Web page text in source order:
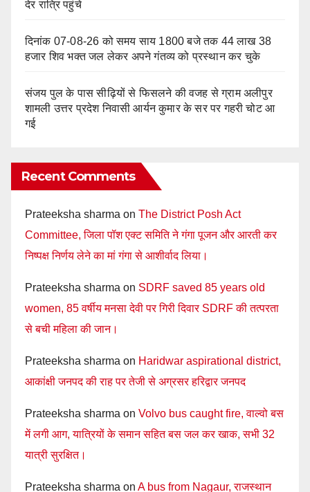
देर रात्रि पहुंचे
दिनांक 07-08-26 को समय साय 1800 बजे तक 44 लाख 38
हजार शिव भक्त जल लेकर अपने गंतव्य को प्रस्थान कर चुके
संजय पुल के पास सीढ़ियों से फिसलने की वजह से ग्राम अलीपुर
शामली उत्तर प्रदेश निवासी आर्यन कुमार के सर पर गहरी चोट आ
गई
Recent Comments
Prateeksha sharma on The District Posh Act
Committee, जिला पॉश एक्ट समिति ने गंगा पूजन और आरती कर
निष्पक्ष निर्णय लेने का मां गंगा से आशीर्वाद लिया।
Prateeksha sharma on SDRF saved 85 years old
women, 85 वर्षीय मनसा देवी पर गिरी दिवार SDRF की तत्परता
से बची महिला की जान।
Prateeksha sharma on Haridwar aspirational district,
आकांक्षी जनपद की राह पर तेजी से अग्रसर हरिद्वार जनपद
Prateeksha sharma on Volvo bus caught fire, वाल्वो बस
में लगी आग, यात्रियों के समान सहित बस जल कर खाक, सभी 32
यात्री सुरक्षित।
Prateeksha sharma on A bus from Nagaur, राजस्थान